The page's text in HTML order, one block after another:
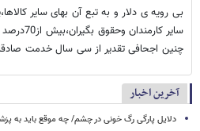
بی رویه ی دلار و به تبع آن بهای سایر
سایر
چنین اجحافی تقدیر از سی سال خدمت
آخرین اخبار
دلایل پارگی رگ خونی در چشم/ چه موقع باید به